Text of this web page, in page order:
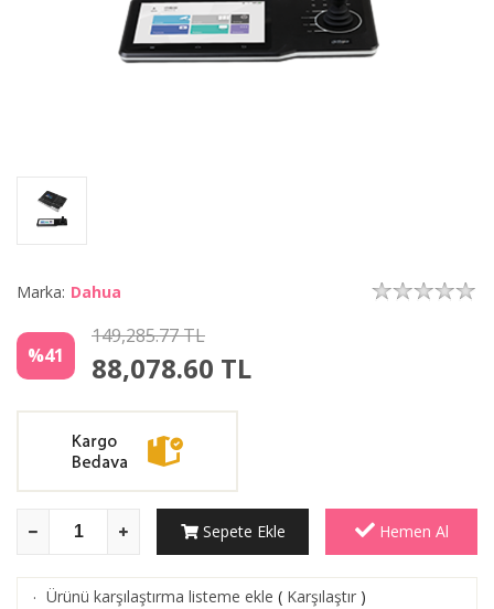
Marka: Dahua
%41
149,285.77 TL
88,078.60 TL
Sepete Ekle Hemen Al
· Ürünü karşılaştırma listeme ekle ( Karşılaştır )